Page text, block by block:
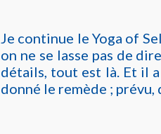
Je continue le Yoga of
on ne se lasse pas de
détails, tout est là. Et il
donné le remède ;